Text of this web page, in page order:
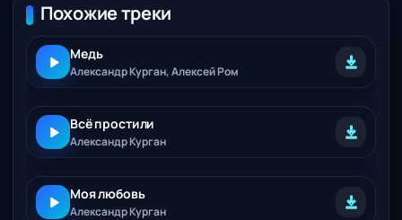
Похожие треки
Медь
Александр Курган, Алексей Ром
Всё простили
Александр Курган
Моя любовь
Александр Курган